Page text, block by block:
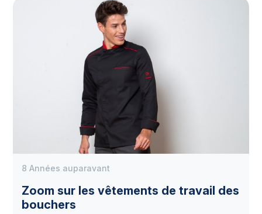
Zoom sur les vêtements de travail des
bouchers
8 Années auparavant